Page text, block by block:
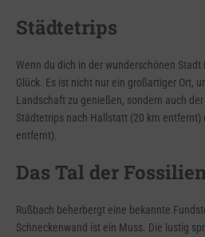
Städtetrips
Wenn du dich in der wunderschönen
Glück. Es ist nicht nur ein großartiger Ort,
Landschaft zu genießen, sondern auch
Städtetrips nach Hallstatt (20 km entfernt)
entfernt).
Das Tal der
Rußbach beherbergt eine bekannte
Schneckenwand ist ein Muss. Die lustig